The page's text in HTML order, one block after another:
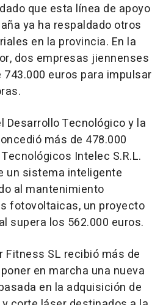
que esta línea de apoyo
ya ha respaldado otros
en la provincia. En la
dos empresas jiennenses
euros para impulsar
Desarrollo Tecnológico y la
más de 478.000
Intelec S.R.L.
un sistema inteligente
al mantenimiento
fotovoltaicas, un proyecto
supera los 562.000 euros.
Fitness SL recibió más de
en marcha una nueva
en la adquisición de